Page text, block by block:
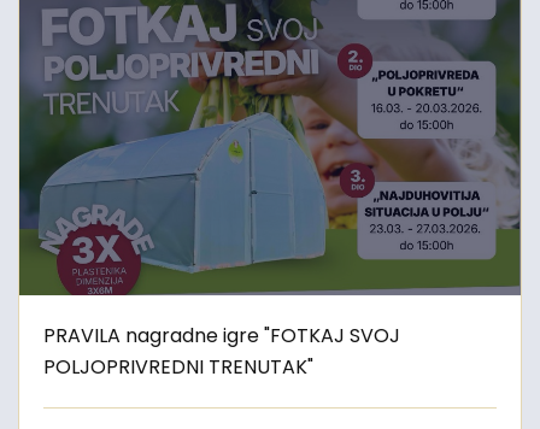
PRAVILA nagradne igre "FOTKAJ SVOJ
POLJOPRIVREDNI TRENUTAK"